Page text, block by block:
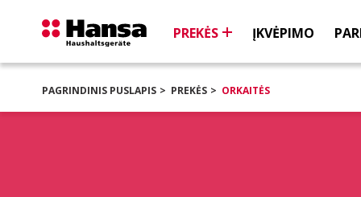
PREKĖS ĮKVĖPIMO
PAGRINDINIS PUSLAPIS PREKĖS ORKAITĖS